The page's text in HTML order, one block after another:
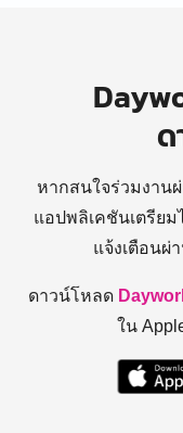
ด
หากสนใจร่วมงาน
แอปพลิเคชันเตรียม
แจ้งเตือน
ดาวน์โหลด
ใน